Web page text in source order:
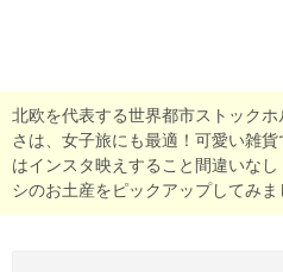
北欧を代表する世界都市ストック
さは、女子旅にも最適！可愛い雑
はインスタ映えすること間違いな
シのお土産をピックアップしてみま